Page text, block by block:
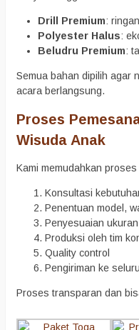
Drill Premium:
Polyester Halus:
Beludru Premium:
Semua bahan dipilih agar
acara berlangsung.
Proses
Wisuda Anak
Kami memudahkan
Konsultasi
Penentuan model,
Penyesuaian
Produksi oleh tim
Quality control
Pengiriman ke
Proses transparan dan